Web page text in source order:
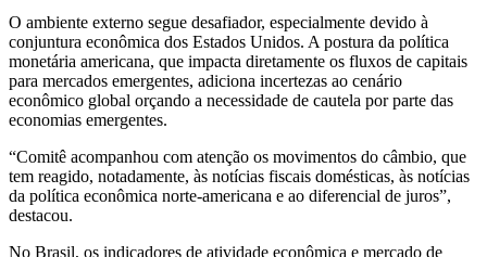
O ambiente externo segue desafiador, especialmente devido à
conjuntura econômica dos Estados Unidos. A postura da política
monetária americana, que impacta diretamente os fluxos de capitais
para mercados emergentes, adiciona incertezas ao cenário
econômico global orçando a necessidade de cautela por parte das
economias emergentes.
“Comitê acompanhou com atenção os movimentos do câmbio, que
tem reagido, notadamente, às notícias fiscais domésticas, às notícias
da política econômica norte-americana e ao diferencial de juros”,
destacou.
No Brasil, os indicadores de atividade econômica e mercado de